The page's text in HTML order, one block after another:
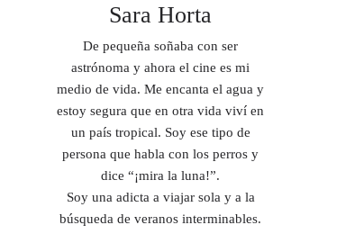
Sara Horta
De pequeña soñaba con ser
astrónoma y ahora el cine es mi
medio de vida. Me encanta el agua y
estoy segura que en otra vida viví en
un país tropical. Soy ese tipo de
persona que habla con los perros y
dice “¡mira la luna!”.
Soy una adicta a viajar sola y a la
búsqueda de veranos interminables.